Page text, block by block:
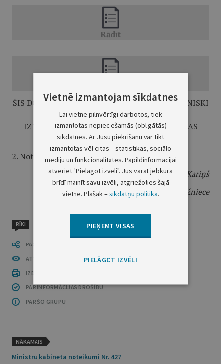
ŠIS DOKUMENTS IR SAGATAVOTS UN ELEKTRONISKI
PARAKSTĪTS EPĀRSKATOS,
IZMANTOJOT EPĀRSKATU AUTENTIFIKĀCIJAS
RĪKUS"
2. Noteikumi stājas spēkā 2021. gada 1. jūlijā.
Ministru prezidentsA. K. Kariņš
Izglītības un zinātnes ministre
A. Muižniece
RĪKI
PASTĀSTI CITIEM
ATVĒRT PUBLIKĀCIJU (PDF)
IZDRUKĀT PUBLIKĀCIJU
PAR INFORMĀCIJAS DROŠĪBU
PAR ŠO GRUPU
NĀKAMAIS
Ministru kabineta noteikumi Nr. 427
Vietnē izmantojam sīkdatnes
Lai vietne pilnvērtīgi darbotos, tiek
izmantotas nepieciešamās (obligātās)
sīkdatnes. Ar Jūsu piekrišanu var tikt
izmantotas vēl citas – statistikas, sociālo
mediju un funkcionalitātes. Papildinformācijai
atveriet "Pielāgot izvēli". Jūs varat jebkurā
brīdī mainīt savu izvēli, atgriežoties šajā
vietnē. Plašāk –sīkdatņu politikā.
PIEŅEMT VISAS
PIELĀGOT IZVĒLI